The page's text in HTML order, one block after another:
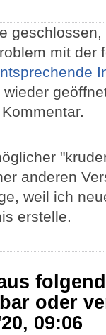
mit der
anderen
weil ich
erstelle.
oder
09:06